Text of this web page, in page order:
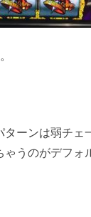
ターンは弱チェ
うのがデフォ